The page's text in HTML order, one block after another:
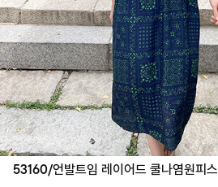
53160/언발트임 레이어드 쿨나염원피스